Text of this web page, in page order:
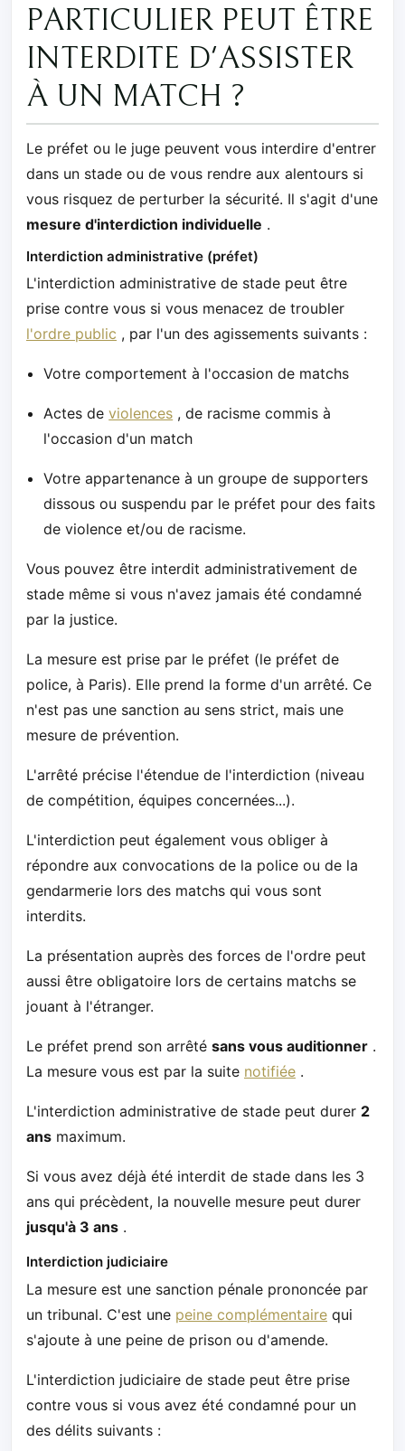
PARTICULIER PEUT ÊTRE
INTERDITE D'ASSISTER
À UN MATCH ?
Le préfet ou le juge peuvent vous interdire d'entrer
dans un stade ou de vous rendre aux alentours si
vous risquez de perturber la sécurité. Il s'agit d'une
mesure d'interdiction individuelle .
Interdiction administrative (préfet)
L'interdiction administrative de stade peut être
prise contre vous si vous menacez de troubler
l'ordre public , par l'un des agissements suivants :
Votre comportement à l'occasion de matchs
Actes deviolences , de racisme commis à
l'occasion d'un match
Votre appartenance à un groupe de supporters
dissous ou suspendu par le préfet pour des faits
de violence et/ou de racisme.
Vous pouvez être interdit administrativement de
stade même si vous n'avez jamais été condamné
par la justice.
La mesure est prise par le préfet (le préfet de
police, à Paris). Elle prend la forme d'un arrêté. Ce
n'est pas une sanction au sens strict, mais une
mesure de prévention.
L'arrêté précise l'étendue de l'interdiction (niveau
de compétition, équipes concernées...).
L'interdiction peut également vous obliger à
répondre aux convocations de la police ou de la
gendarmerie lors des matchs qui vous sont
interdits.
La présentation auprès des forces de l'ordre peut
aussi être obligatoire lors de certains matchs se
jouant à l'étranger.
Le préfet prend son arrêté sans vous auditionner .
La mesure vous est par la suite notifiée .
L'interdiction administrative de stade peut durer 2
ans maximum.
Si vous avez déjà été interdit de stade dans les 3
ans qui précèdent, la nouvelle mesure peut durer
jusqu'à 3 ans .
Interdiction judiciaire
La mesure est une sanction pénale prononcée par
un tribunal. C'est une peine complémentaire qui
s'ajoute à une peine de prison ou d'amende.
L'interdiction judiciaire de stade peut être prise
contre vous si vous avez été condamné pour un
des délits suivants :